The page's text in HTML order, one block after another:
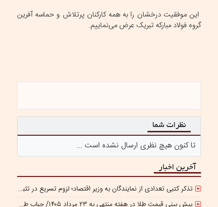
این موفقیت درخشان را به همه کارکنان پرتلاش و حماسه آفرین
گروه فولاد مبارکه تبریک عرض می‌نماییم.
نظرات شما
تا کنون هیچ نظری ارسال نشده است ...
آخرین اخبار
تذکر کتبی تعدادی از نمایندگان به وزیر اقتصاد؛ لزوم تسریع در تثبیت نرخ ارز
پیش بینی قیمت طلا در هفته منتهی به ۲۳ مرداد ۱۴۰۵/ حباب طلا در بازار ایران منفی شد!